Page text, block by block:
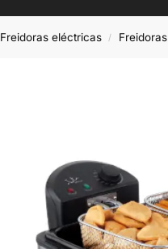
Freidoras eléctricas / Freidoras